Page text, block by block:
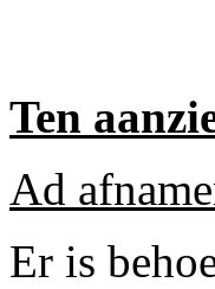
Ten
Ad
Er is